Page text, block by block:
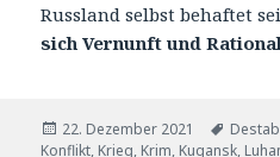
Russland selbst behaftet
sich Vernunft und
Veröffentlicht
am
22. Dezember 2021 Tags
Konflikt, Krieg, Krim, Kugansk,